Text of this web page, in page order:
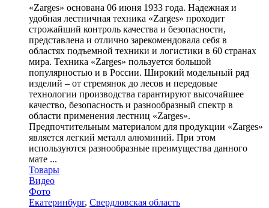
«Zarges» основана 06 июня 1933 года. Надежная и
удобная лестничная техника «Zarges» проходит
строжайший контроль качества и безопасности,
представлена и отлично зарекомендовала себя в
областях подъемной техники и логистики в 60 странах
мира. Техника «Zarges» пользуется большой
популярностью и в России. Широкий модельный ряд
изделий – от стремянок до лесов и передовые
технологии производства гарантируют высочайшее
качество, безопасность и разнообразный спектр в
области применения лестниц «Zarges».
Предпочтительным материалом для продукции «Zarges»
является легкий металл алюминий. При этом
используются разнообразные преимущества данного
мате ...
Товары
Видео
Фото
Екатеринбург, Свердловская область